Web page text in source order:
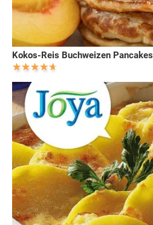
Kokos-Reis Buchweizen Pancakes